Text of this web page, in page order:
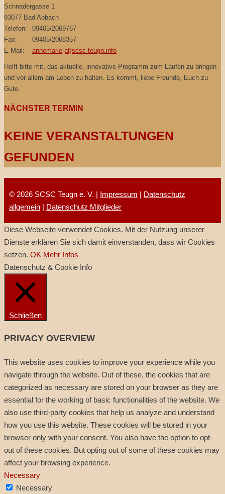
Schnadergasse 1
93077 Bad Abbach
Telefon:
09405/2069767
Fax:
09405/2068357
E-Mail:
annemarie[at]scsc-teugn.info
Helft bitte mit, das aktuelle, innovative Programm zum Laufen zu bringen
und vor allem am Leben zu halten. Es kommt, liebe Freunde, Euch zu
Gute.
NÄCHSTER TERMIN
KEINE VERANSTALTUNGEN
GEFUNDEN
© 2026 SCSC Teugn e. V. | Impressum | Datenschutz
allgemein | Datenschutz Mitglieder
Diese Webseite verwendet Cookies. Mit der Nutzung unserer
Dienste erklären Sie sich damit einverstanden, dass wir Cookies
setzen. OK Mehr Infos
Datenschutz & Cookie Info
Schließen
PRIVACY OVERVIEW
This website uses cookies to improve your experience while you
navigate through the website. Out of these, the cookies that are
categorized as necessary are stored on your browser as they are
essential for the working of basic functionalities of the website. We
also use third-party cookies that help us analyze and understand
how you use this website. These cookies will be stored in your
browser only with your consent. You also have the option to opt-
out of these cookies. But opting out of some of these cookies may
affect your browsing experience.
Necessary
Necessary